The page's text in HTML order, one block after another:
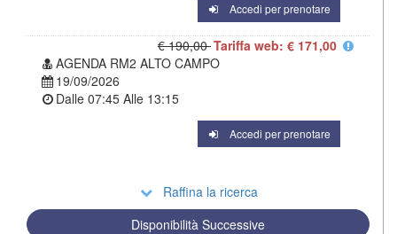
Accedi per prenotare
€ 190,00Tariffa web: € 171,00
AGENDA RM2 ALTO CAMPO
19/09/2026
Dalle 07:45 Alle 13:15
Accedi per prenotare
Raffina la ricerca
Disponibilità Successive